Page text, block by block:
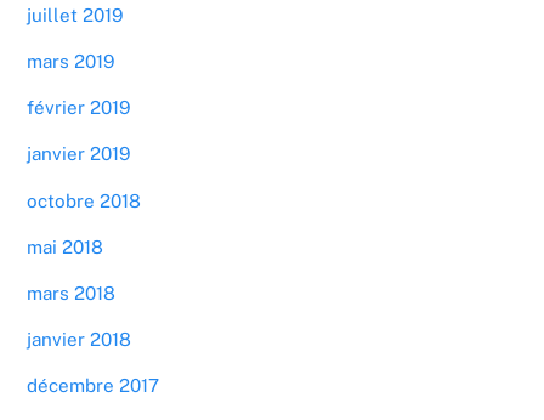
juillet 2019
mars 2019
février 2019
janvier 2019
octobre 2018
mai 2018
mars 2018
janvier 2018
décembre 2017